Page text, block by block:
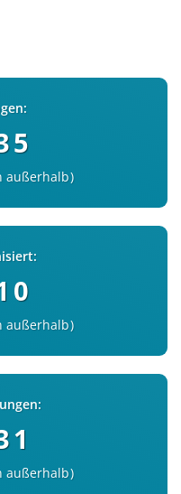
außerhalb
außerhalb
außerhalb